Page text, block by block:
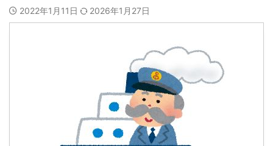
2022年1月11日 2026年1月27日